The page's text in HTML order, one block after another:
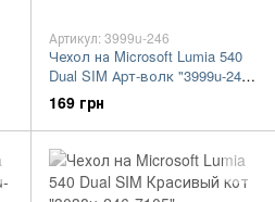
Артикул: 3999u-246
Чехол на Microsoft Lumia 540
Dual SIM Арт-волк "3999u-246-
7105"
169 грн